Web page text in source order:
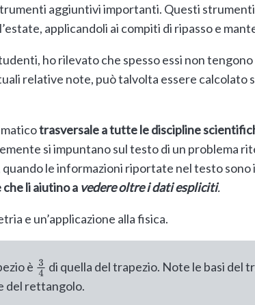
aggiuntivi importanti. Questi
applicandoli ai compiti di ripasso e
ho rilevato che spesso essi non
relative note, può talvolta essere calcolato
trasversale a tutte le discipline
si impuntano sul testo di un problema
le informazioni riportate nel testo sono
li aiutino a vedere oltre i dati espliciti.
e un’applicazione alla fisica.
è 34 di quella del trapezio. Note le basi del
del rettangolo.